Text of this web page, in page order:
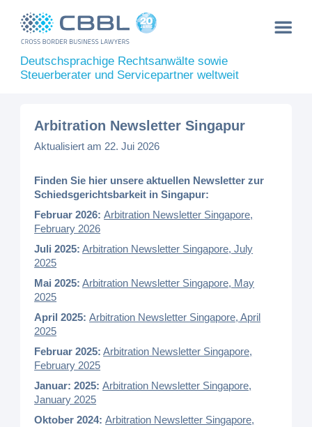
Deutschsprachige Rechtsanwälte sowie
Steuerberater und Servicepartner weltweit
Arbitration Newsletter Singapur
Aktualisiert am 22. Jui 2026
Finden Sie hier unsere aktuellen Newsletter zur
Schiedsgerichtsbarkeit in Singapur:
Februar 2026:Arbitration Newsletter Singapore,
February 2026
Juli 2025: Arbitration Newsletter Singapore, July
2025
Mai 2025: Arbitration Newsletter Singapore, May
2025
April 2025:Arbitration Newsletter Singapore, April
2025
Februar 2025: Arbitration Newsletter Singapore,
February 2025
Januar: 2025:Arbitration Newsletter Singapore,
January 2025
Oktober 2024:Arbitration Newsletter Singapore,